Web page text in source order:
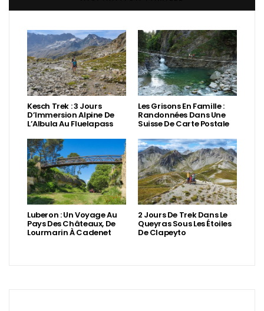
Kesch Trek : 3 Jours
D’Immersion Alpine De
L’Albula Au Fluelapass
Les Grisons En Famille :
Randonnées Dans Une
Suisse De Carte Postale
Luberon : Un Voyage Au
Pays Des Châteaux, De
Lourmarin À Cadenet
2 Jours De Trek Dans Le
Queyras Sous Les Étoiles
De Clapeyto